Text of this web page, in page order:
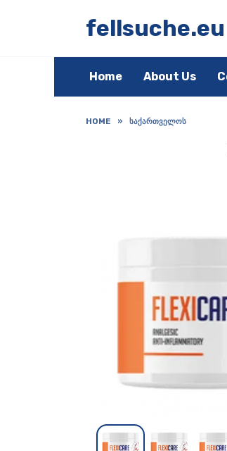
fellsuche.eu
Home About Us
HOME » ᲡᲐᲥᲐᲠᲗᲕᲔᲚᲝᲡ